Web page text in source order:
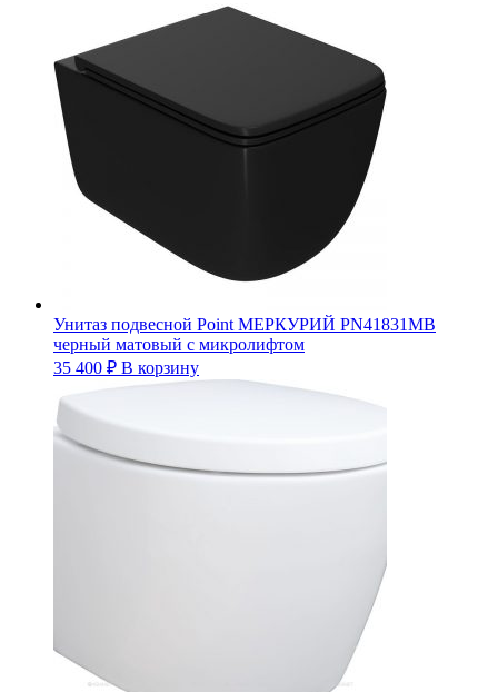
Унитаз подвесной Point МЕРКУРИЙ PN41831MB
черный матовый с микролифтом
35 400 ₽ В корзину